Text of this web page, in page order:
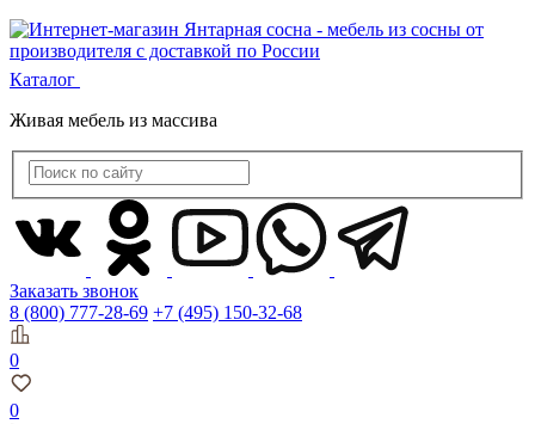
Каталог
Живая мебель из массива
Заказать звонок
8 (800) 777-28-69 +7 (495) 150-32-68
0
0